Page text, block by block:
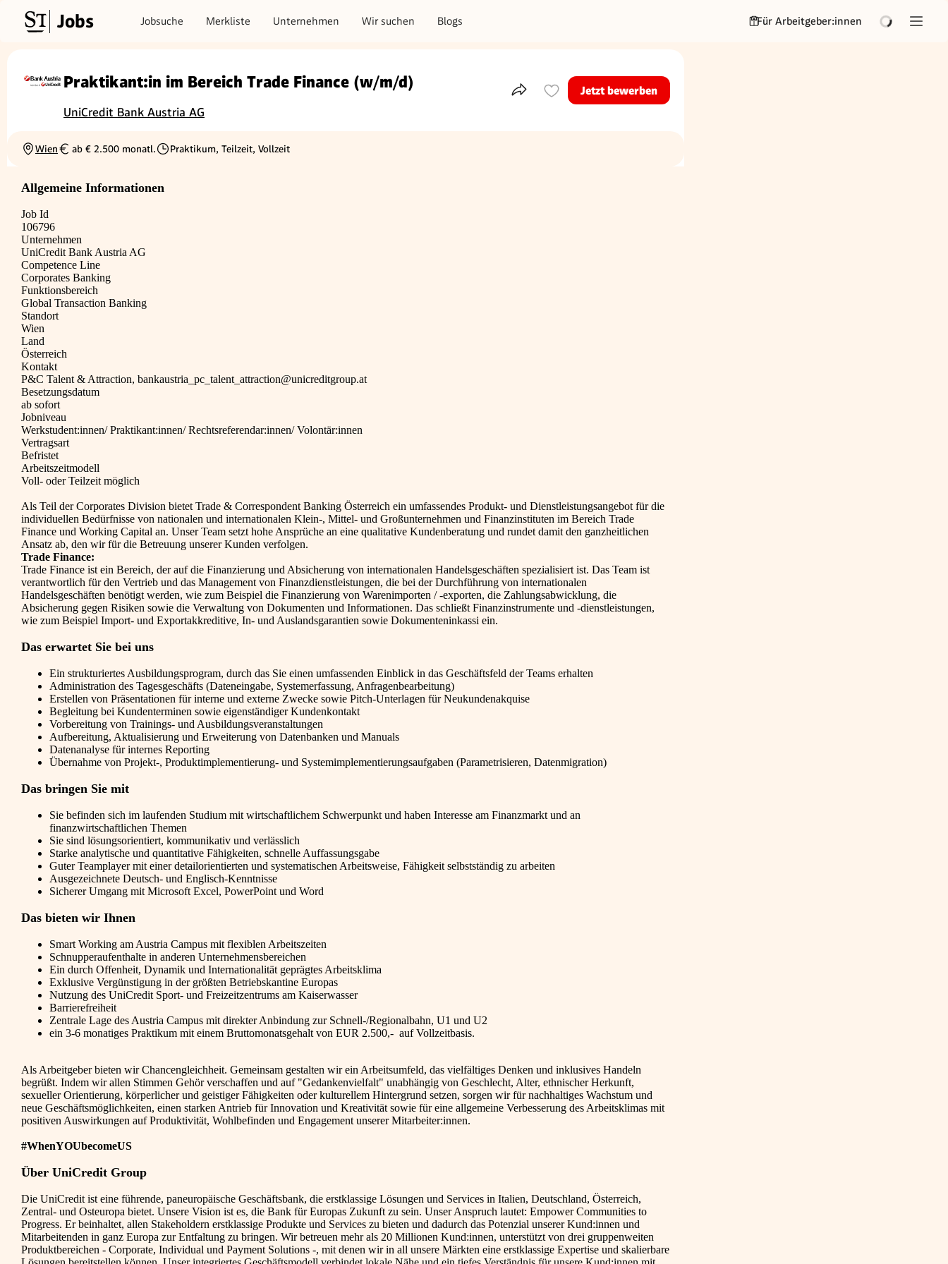
Jobs Jobsuche Merkliste Unternehmen Wir suchen Blogs Für Arbeitgeber:innen
Praktikant:in im Bereich Trade Finance (w/m/d)
UniCredit Bank Austria AG
Teile dieses InseratJetzt bewerben
Ortschaft
Wien
Gehalt
ab € 2.500 monatl.
Beschäftigungsart
Praktikum, Teilzeit, Vollzeit
Allgemeine Informationen
Job Id
106796
Unternehmen
UniCredit Bank Austria AG
Competence Line
Corporates Banking
Funktionsbereich
Global Transaction Banking
Standort
Wien
Land
Österreich
Kontakt
P&C Talent & Attraction, bankaustria_pc_talent_attraction@unicreditgroup.at
Besetzungsdatum
ab sofort
Jobniveau
Werkstudent:innen/ Praktikant:innen/ Rechtsreferendar:innen/ Volontär:innen
Vertragsart
Befristet
Arbeitszeitmodell
Voll- oder Teilzeit möglich
Als Teil der Corporates Division bietet Trade & Correspondent Banking Österreich ein umfassendes Produkt- und Dienstleistungsangebot für die
individuellen Bedürfnisse von nationalen und internationalen Klein-, Mittel- und Großunternehmen und Finanzinstituten im Bereich Trade
Finance und Working Capital an. Unser Team setzt hohe Ansprüche an eine qualitative Kundenberatung und rundet damit den ganzheitlichen
Ansatz ab, den wir für die Betreuung unserer Kunden verfolgen.
Trade Finance:
Trade Finance ist ein Bereich, der auf die Finanzierung und Absicherung von internationalen Handelsgeschäften spezialisiert ist. Das Team ist
verantwortlich für den Vertrieb und das Management von Finanzdienstleistungen, die bei der Durchführung von internationalen
Handelsgeschäften benötigt werden, wie zum Beispiel die Finanzierung von Warenimporten / -exporten, die Zahlungsabwicklung, die
Absicherung gegen Risiken sowie die Verwaltung von Dokumenten und Informationen. Das schließt Finanzinstrumente und -dienstleistungen,
wie zum Beispiel Import- und Exportakkreditive, In- und Auslandsgarantien sowie Dokumenteninkassi ein.
Das erwartet Sie bei uns
Ein strukturiertes Ausbildungsprogram, durch das Sie einen umfassenden Einblick in das Geschäftsfeld der Teams erhalten
Administration des Tagesgeschäfts (Dateneingabe, Systemerfassung, Anfragenbearbeitung)
Erstellen von Präsentationen für interne und externe Zwecke sowie Pitch-Unterlagen für Neukundenakquise
Begleitung bei Kundenterminen sowie eigenständiger Kundenkontakt
Vorbereitung von Trainings- und Ausbildungsveranstaltungen
Aufbereitung, Aktualisierung und Erweiterung von Datenbanken und Manuals
Datenanalyse für internes Reporting
Übernahme von Projekt-, Produktimplementierung- und Systemimplementierungsaufgaben (Parametrisieren, Datenmigration)
Das bringen Sie mit
Sie befinden sich im laufenden Studium mit wirtschaftlichem Schwerpunkt und haben Interesse am Finanzmarkt und an
finanzwirtschaftlichen Themen
Sie sind lösungsorientiert, kommunikativ und verlässlich
Starke analytische und quantitative Fähigkeiten, schnelle Auffassungsgabe
Guter Teamplayer mit einer detailorientierten und systematischen Arbeitsweise, Fähigkeit selbstständig zu arbeiten
Ausgezeichnete Deutsch- und Englisch-Kenntnisse
Sicherer Umgang mit Microsoft Excel, PowerPoint und Word
Das bieten wir Ihnen
Smart Working am Austria Campus mit flexiblen Arbeitszeiten
Schnupperaufenthalte in anderen Unternehmensbereichen
Ein durch Offenheit, Dynamik und Internationalität geprägtes Arbeitsklima
Exklusive Vergünstigung in der größten Betriebskantine Europas
Nutzung des UniCredit Sport- und Freizeitzentrums am Kaiserwasser
Barrierefreiheit
Zentrale Lage des Austria Campus mit direkter Anbindung zur Schnell-/Regionalbahn, U1 und U2
ein 3-6 monatiges Praktikum mit einem Bruttomonatsgehalt von EUR 2.500,- auf Vollzeitbasis.
Als Arbeitgeber bieten wir Chancengleichheit. Gemeinsam gestalten wir ein Arbeitsumfeld, das vielfältiges Denken und inklusives Handeln
begrüßt. Indem wir allen Stimmen Gehör verschaffen und auf "Gedankenvielfalt" unabhängig von Geschlecht, Alter, ethnischer Herkunft,
sexueller Orientierung, körperlicher und geistiger Fähigkeiten oder kulturellem Hintergrund setzen, sorgen wir für nachhaltiges Wachstum und
neue Geschäftsmöglichkeiten, einen starken Antrieb für Innovation und Kreativität sowie für eine allgemeine Verbesserung des Arbeitsklimas mit
positiven Auswirkungen auf Produktivität, Wohlbefinden und Engagement unserer Mitarbeiter:innen.
#WhenYOUbecomeUS
Über UniCredit Group
Die UniCredit ist eine führende, paneuropäische Geschäftsbank, die erstklassige Lösungen und Services in Italien, Deutschland, Österreich,
Zentral- und Osteuropa bietet. Unsere Vision ist es, die Bank für Europas Zukunft zu sein. Unser Anspruch lautet: Empower Communities to
Progress. Er beinhaltet, allen Stakeholdern erstklassige Produkte und Services zu bieten und dadurch das Potenzial unserer Kund:innen und
Mitarbeitenden in ganz Europa zur Entfaltung zu bringen. Wir betreuen mehr als 20 Millionen Kund:innen, unterstützt von drei gruppenweiten
Produktbereichen - Corporate, Individual und Payment Solutions -, mit denen wir in all unsere Märkten eine erstklassige Expertise und skalierbare